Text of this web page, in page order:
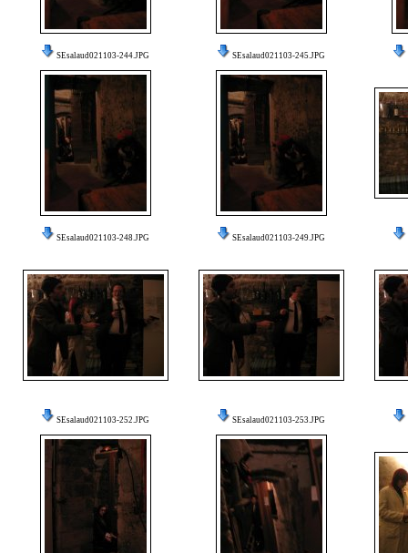
SEsalaud021103-244.JPG SEsalaud021103-245.JPG
SEsalaud021103-248.JPG SEsalaud021103-249.JPG
SEsalaud021103-252.JPG SEsalaud021103-253.JPG